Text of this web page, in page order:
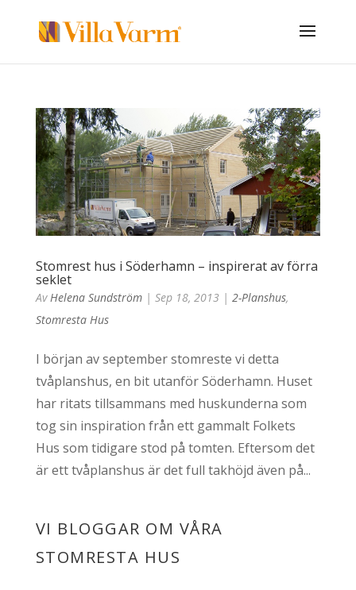
Stomrest hus i Söderhamn – inspirerat av förra
seklet
Av Helena Sundström| Sep 18, 2013| 2-Planshus,
Stomresta Hus
I början av september stomreste vi detta
tvåplanshus, en bit utanför Söderhamn. Huset
har ritats tillsammans med huskunderna som
tog sin inspiration från ett gammalt Folkets
Hus som tidigare stod på tomten. Eftersom det
är ett tvåplanshus är det full takhöjd även på...
VI BLOGGAR OM VÅRA
STOMRESTA HUS